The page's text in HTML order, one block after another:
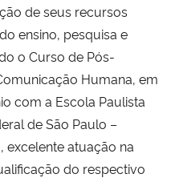
Humanos
de seus recursos
ensino, pesquisa e
o Curso de Pós-
Humana, em
com a Escola Paulista
de São Paulo –
excelente atuação na
do respectivo